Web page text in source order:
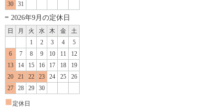
30
31
2026年9月の定休日
日 月 火 水 木 金
土
1
2 3 4
5
6
7 8 9 10 11
12
13
14 15 16 17 18
19
20
21 22 23 24 25
26
27
28 29 30
■ 定休日